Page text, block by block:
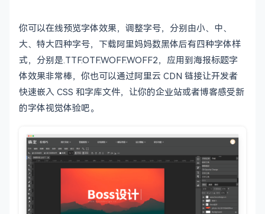
你可以在线预览字体效果，调整字号，分别由小、中、
大、特大四种字号，下载阿里妈妈数黑体后有四种字体样
式，分别是.TTF.OTF.WOFF.WOFF2，应用到海报标题字
体效果非常棒，你也可以通过阿里云 CDN 链接让开发者
快速嵌入 CSS 和字库文件，让你的企业站或者博客感受新
的字体视觉体验吧。